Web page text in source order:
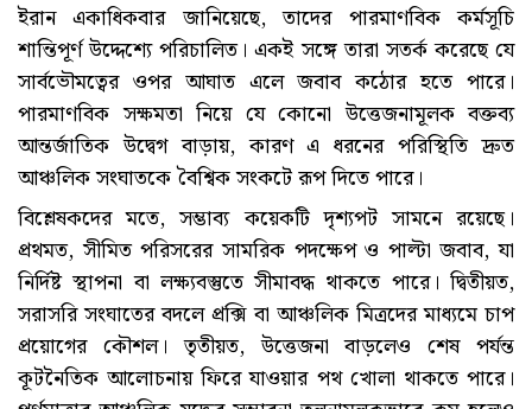
ইরান একাধিকবার জানিয়েছে, তাদের পারমাণবিক কর্মসূচি
শান্তিপূর্ণ উদ্দেশ্যে পরিচালিত। একই সঙ্গে তারা সতর্ক করেছে যে
সার্বভৌমত্বের ওপর আঘাত এলে জবাব কঠোর হতে পারে।
পারমাণবিক সক্ষমতা নিয়ে যে কোনো উত্তেজনামূলক বক্তব্য
আন্তর্জাতিক উদ্বেগ বাড়ায়, কারণ এ ধরনের পরিস্থিতি দ্রুত
আঞ্চলিক সংঘাতকে বৈশ্বিক সংকটে রূপ দিতে পারে।
বিশ্লেষকদের মতে, সম্ভাব্য কয়েকটি দৃশ্যপট সামনে রয়েছে।
প্রথমত, সীমিত পরিসরের সামরিক পদক্ষেপ ও পাল্টা জবাব, যা
নির্দিষ্ট স্থাপনা বা লক্ষ্যবস্তুতে সীমাবদ্ধ থাকতে পারে। দ্বিতীয়ত,
সরাসরি সংঘাতের বদলে প্রক্সি বা আঞ্চলিক মিত্রদের মাধ্যমে চাপ
প্রয়োগের কৌশল। তৃতীয়ত, উত্তেজনা বাড়লেও শেষ পর্যন্ত
কূটনৈতিক আলোচনায় ফিরে যাওয়ার পথ খোলা থাকতে পারে।